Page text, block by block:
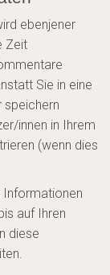
ebenjener
Zeit
Sie in eine
speichern
innen in Ihrem
(wenn dies
Informationen
auf Ihren
diese